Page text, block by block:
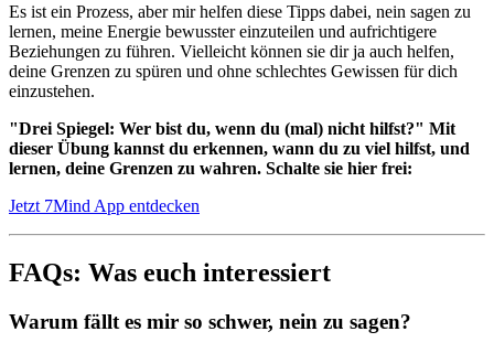
Es ist ein Prozess, aber mir helfen diese Tipps dabei, nein sagen zu
lernen, meine Energie bewusster einzuteilen und aufrichtigere
Beziehungen zu führen. Vielleicht können sie dir ja auch helfen,
deine Grenzen zu spüren und ohne schlechtes Gewissen für dich
einzustehen.
"Drei Spiegel: Wer bist du, wenn du (mal) nicht hilfst?" Mit
dieser Übung kannst du erkennen, wann du zu viel hilfst, und
lernen, deine Grenzen zu wahren. Schalte sie hier frei:
Jetzt 7Mind App entdecken
FAQs: Was euch interessiert
Warum fällt es mir so schwer, nein zu sagen?